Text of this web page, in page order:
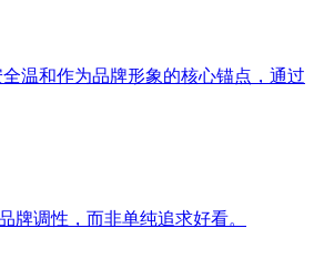
温和作为品牌形象的核心锚点，通过
调性，而非单纯追求好看。